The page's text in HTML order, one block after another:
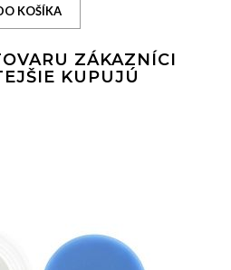
ZÁKAZNÍCI
KUPUJÚ